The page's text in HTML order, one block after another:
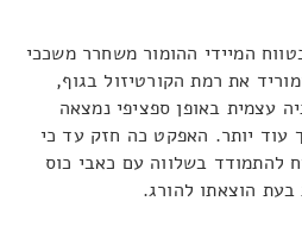
המיידי ההומור משחרר משככי
את רמת הקורטיזול בגוף,
עצמית באופן ספציפי נמצאה
יותר. האפקט כה חזק עד כי
להתמודד בשלווה עם כאבי כוס
הוצאתו להורג.